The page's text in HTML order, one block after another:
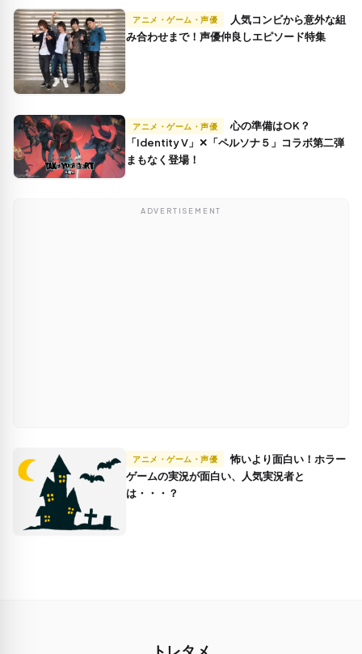
アニメ・ゲーム・声優
み合わせまで！声優仲良しエピソード特集
アニメ・ゲーム・声優
心の準備はOK？
「Identity V」✕「ペルソナ５」コラボ第二弾
まもなく登場！
ADVERTISEMENT
アニメ・ゲーム・声優
怖いより面白い！ホラー
ゲームの実況が面白い、人気実況者と
は・・・？